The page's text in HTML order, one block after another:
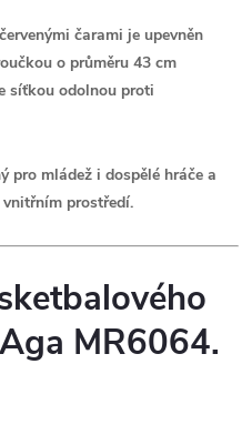
čarami je upevněn
o průměru 43 cm
síťkou odolnou proti
pro mládež i dospělé hráče a
prostředí.
MR6064.